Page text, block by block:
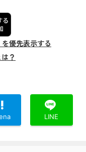
優先表示する
？
LINE